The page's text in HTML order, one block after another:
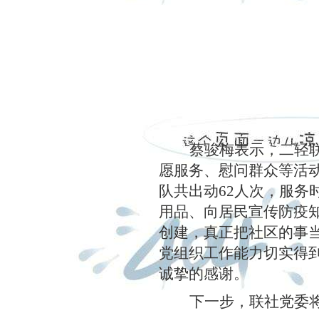
蔡骏梅表示，二轻
愿服务、慰问群众等活
队共出动62人次，服务
用品、向居民宣传防疫
创建，真正把社区的事
党组织工作能力切实得
诚挚的感谢。
下一步，联社党委